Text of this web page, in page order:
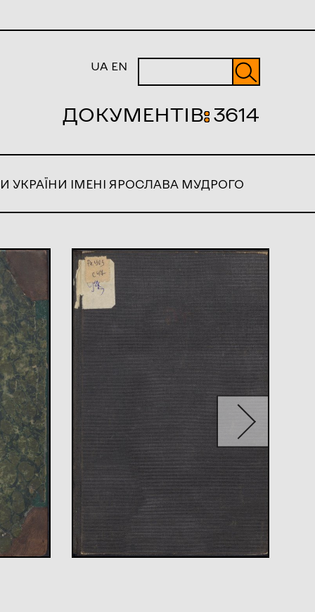
UA EN
ДОКУМЕНТІВ:3614
УКРАЇНИ ІМЕНІ ЯРОСЛАВА МУДРОГО